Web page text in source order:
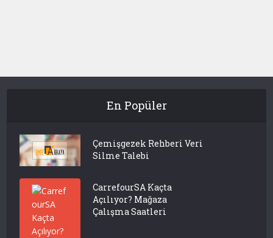
En Popüler
Çemişgezek Rehberi Veri
Silme Talebi
CarrefourSA Kaçta
Açılıyor? Mağaza
Çalışma Saatleri